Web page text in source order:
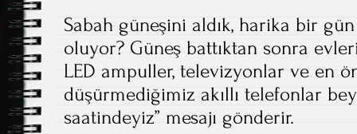
Sabah güneşini aldık, harika bir
oluyor? Güneş battıktan sonra
LED ampuller, televizyonlar ve en
düşürmediğimiz akıllı telefonlar
saatindeyiz” mesajı gönderir.